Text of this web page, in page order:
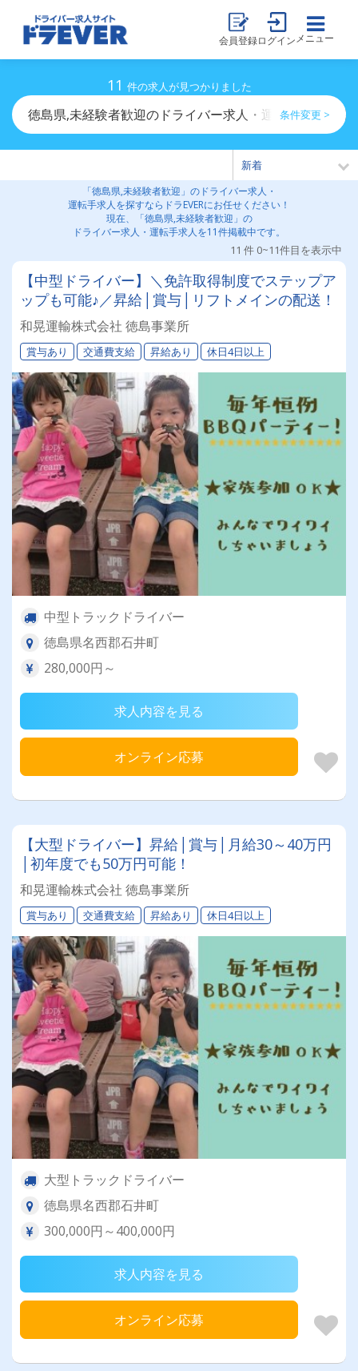
会員登録ログイン メニュー
11 件の求人が見つかりました
徳島県,未経験者歓迎のドライバー求人・運転手求人一覧
条件変更 >
「徳島県,未経験者歓迎」のドライバー求人・
運転手求人を探すならドラEVERにお任せください！
現在、「徳島県,未経験者歓迎」の
ドライバー求人・運転手求人を11件掲載中です。
11 件 0~11件目を表示中
【中型ドライバー】＼免許取得制度でステップア
ップも可能♪／昇給│賞与│リフトメインの配送！
和晃運輸株式会社 徳島事業所
賞与あり 交通費支給 昇給あり 休日4日以上
中型トラックドライバー
徳島県名西郡石井町
280,000円～
求人内容を見る
オンライン応募
【大型ドライバー】昇給│賞与│月給30～40万円
│初年度でも50万円可能！
和晃運輸株式会社 徳島事業所
賞与あり 交通費支給 昇給あり 休日4日以上
大型トラックドライバー
徳島県名西郡石井町
300,000円～400,000円
求人内容を見る
オンライン応募